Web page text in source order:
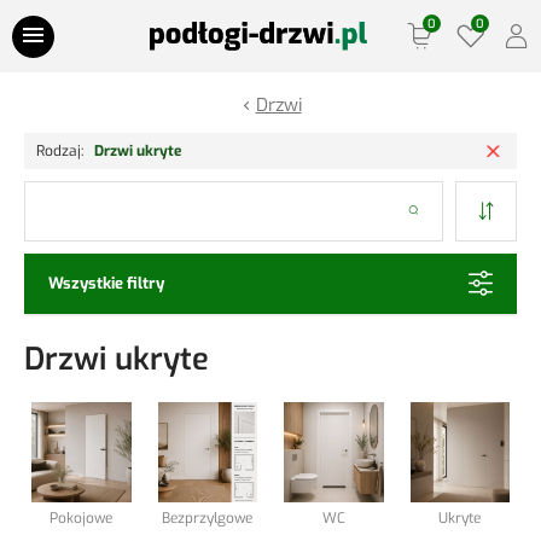
Przejdź do treści
Podłogi drewniane
Lamele Ściany
Listwy podłogowe
Drzwi
Rodzaj Drzwi ukryte
Wszystkie filtry
Drzwi ukryte
Pokojowe Bezprzylgowe WC Ukryte